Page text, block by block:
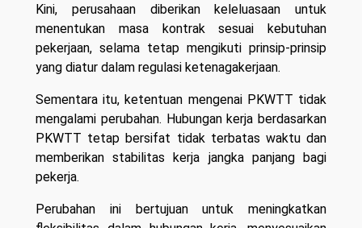
Kini, perusahaan diberikan keleluasaan untuk
menentukan masa kontrak sesuai kebutuhan
pekerjaan, selama tetap mengikuti prinsip-prinsip
yang diatur dalam regulasi ketenagakerjaan.
Sementara itu, ketentuan mengenai PKWTT tidak
mengalami perubahan. Hubungan kerja berdasarkan
PKWTT tetap bersifat tidak terbatas waktu dan
memberikan stabilitas kerja jangka panjang bagi
pekerja.
Perubahan ini bertujuan untuk meningkatkan